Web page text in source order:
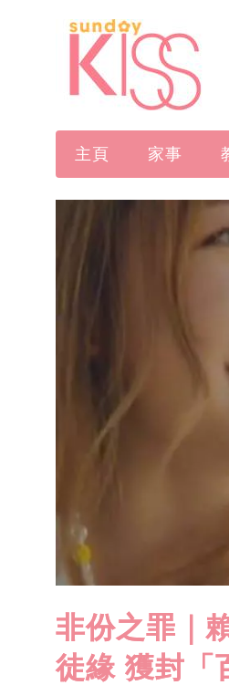
主頁 家事
非份之罪｜
徒緣 獲封「